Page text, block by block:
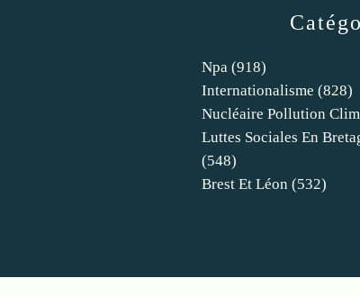
Npa (918)
Internationalisme (828)
Nucléaire Pollution
Luttes Sociales En
(548)
Brest Et Léon (532)